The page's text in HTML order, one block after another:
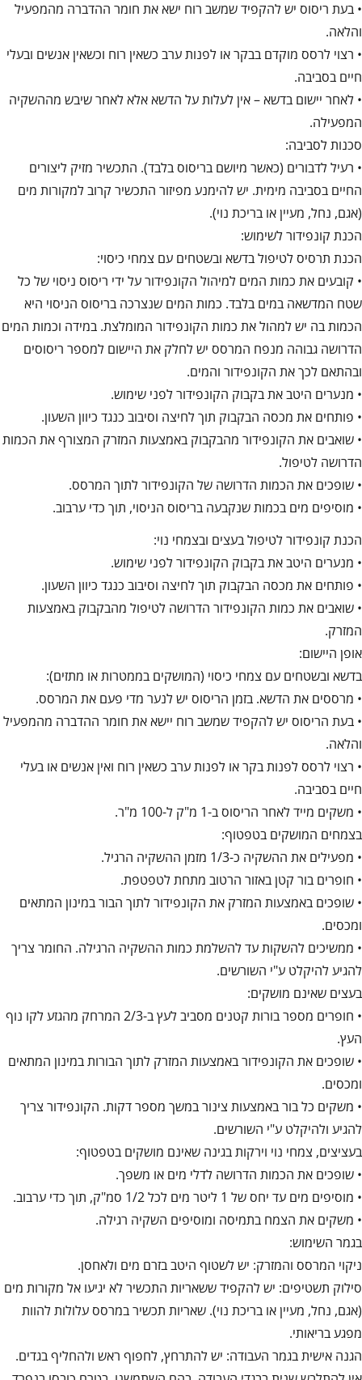
• בעת ריסוס יש להקפיד שמשב רוח ישא את חומר ההדברה מהמפעיל
והלאה.
• רצוי לרסס מוקדם בבקר או לפנות ערב כשאין רוח וכשאין אנשים ובעלי
חיים בסביבה.
• לאחר יישום בדשא – אין לעלות על הדשא אלא לאחר שיבש מההשקיה
המפעילה.
סכנות לסביבה:
• רעיל לדבורים (כאשר מיושם בריסוס בלבד). התכשיר מזיק ליצורים
החיים בסביבה מימית. יש להימנע מפיזור התכשיר קרוב למקורות מים
(אגם, נחל, מעיין או בריכת נוי).
הכנת קונפידור לשימוש:
הכנת תרסיס לטיפול בדשא ובשטחים עם צמחי כיסוי:
• קובעים את כמות המים למיהול הקונפידור על ידי ריסוס ניסוי של כל
שטח המדשאה במים בלבד. כמות המים שנצרכה בריסוס הניסוי היא
הכמות בה יש למהול את כמות הקונפידור המומלצת. במידה וכמות המים
הדרושה גבוהה מנפח המרסס יש לחלק את היישום למספר ריסוסים
ובהתאם לכך את הקונפידור והמים.
• מנערים היטב את בקבוק הקונפידור לפני שימוש.
• פותחים את מכסה הבקבוק תוך לחיצה וסיבוב כנגד כיוון השעון.
• שואבים את הקונפידור מהבקבוק באמצעות המזרק המצורף את הכמות
הדרושה לטיפול.
• שופכים את הכמות הדרושה של הקונפידור לתוך המרסס.
• מוסיפים מים בכמות שנקבעה בריסוס הניסוי, תוך כדי ערבוב.
הכנת קונפידור לטיפול בעצים ובצמחי נוי:
• מנערים היטב את בקבוק הקונפידור לפני שימוש.
• פותחים את מכסה הבקבוק תוך לחיצה וסיבוב כנגד כיוון השעון.
• שואבים את כמות הקונפידור הדרושה לטיפול מהבקבוק באמצעות
המזרק.
אופן היישום:
בדשא ובשטחים עם צמחי כיסוי (המושקים בממטרות או מתזים):
• מרססים את הדשא. בזמן הריסוס יש לנער מדי פעם את המרסס.
• בעת הריסוס יש להקפיד שמשב רוח יישא את חומר ההדברה מהמפעיל
והלאה.
• רצוי לרסס לפנות בקר או לפנות ערב כשאין רוח ואין אנשים או בעלי
חיים בסביבה.
• משקים מייד לאחר הריסוס ב-1 מ"ק ל-100 מ"ר.
בצמחים המושקים בטפטוף:
• מפעילים את ההשקיה כ-1/3 מזמן ההשקיה הרגיל.
• חופרים בור קטן באזור הרטוב מתחת לטפטפת.
• שופכים באמצעות המזרק את הקונפידור לתוך הבור במינון המתאים
ומכסים.
• ממשיכים להשקות עד להשלמת כמות ההשקיה הרגילה. החומר צריך
להגיע להיקלט ע"י השורשים.
בעצים שאינם מושקים:
• חופרים מספר בורות קטנים מסביב לעץ ב-2/3 המרחק מהגזע לקו נוף
העץ.
• שופכים את הקונפידור באמצעות המזרק לתוך הבורות במינון המתאים
ומכסים.
• משקים כל בור באמצעות צינור במשך מספר דקות. הקונפידור צריך
להגיע ולהיקלט ע"י השורשים.
בעציצים, צמחי נוי וירקות בגינה שאינם מושקים בטפטוף:
• שופכים את הכמות הדרושה לדלי מים או משפך.
• מוסיפים מים עד יחס של 1 ליטר מים לכל 1/2 סמ"ק, תוך כדי ערבוב.
• משקים את הצמח בתמיסה ומוסיפים השקיה רגילה.
בגמר השימוש:
ניקוי המרסס והמזרק: יש לשטוף היטב בזרם מים ולאחסן.
סילוק תשטיפים: יש להקפיד ששאריות התכשיר לא יגיעו אל מקורות מים
(אגם, נחל, מעיין או בריכת נוי). שאריות תכשיר במרסס עלולות להוות
מפגע בריאותי.
הגנה אישית בגמר העבודה: יש להתרחץ, לחפוף ראש ולהחליף בגדים.